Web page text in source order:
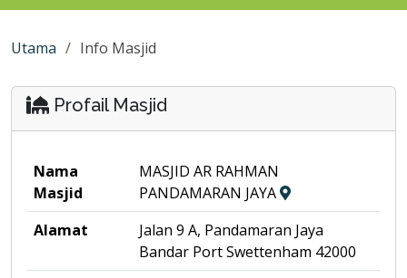
Utama Info Masjid
Profail Masjid
Nama
Masjid
MASJID AR RAHMAN
PANDAMARAN JAYA
Alamat
Jalan 9 A, Pandamaran Jaya
Bandar Port Swettenham 42000